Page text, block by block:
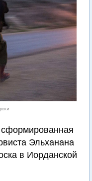
сформированная
Эльханана
в Иорданской